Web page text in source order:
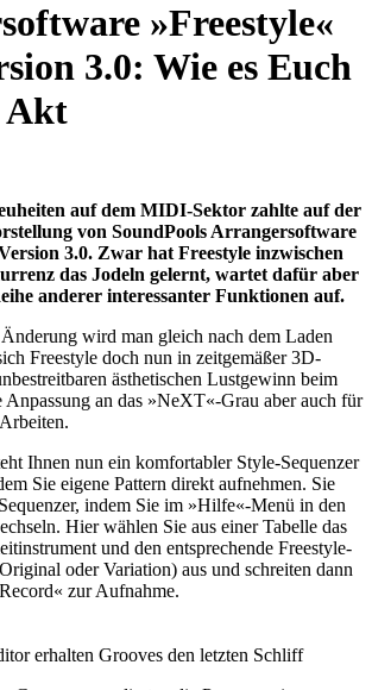
»Freestyle«
3.0: Wie es Euch
Akt
auf dem MIDI-Sektor zahlte auf der
von SoundPools Arrangersoftware
3.0. Zwar hat Freestyle inzwischen
das Jodeln gelernt, wartet dafür aber
anderer interessanter Funktionen auf.
wird man gleich nach dem Laden
Freestyle doch nun in zeitgemäßer 3D-
ästhetischen Lustgewinn beim
Anpassung an das »NeXT«-Grau aber auch für
Ihnen nun ein komfortabler Style-Sequenzer
Sie eigene Pattern direkt aufnehmen. Sie
indem Sie im »Hilfe«-Menü in den
Hier wählen Sie aus einer Tabelle das
und den entsprechende Freestyle-
oder Variation) aus und schreiten dann
zur Aufnahme.
erhalten Grooves den letzten Schliff